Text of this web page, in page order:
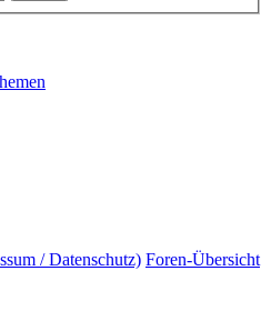
/ Datenschutz) Foren-Übersicht